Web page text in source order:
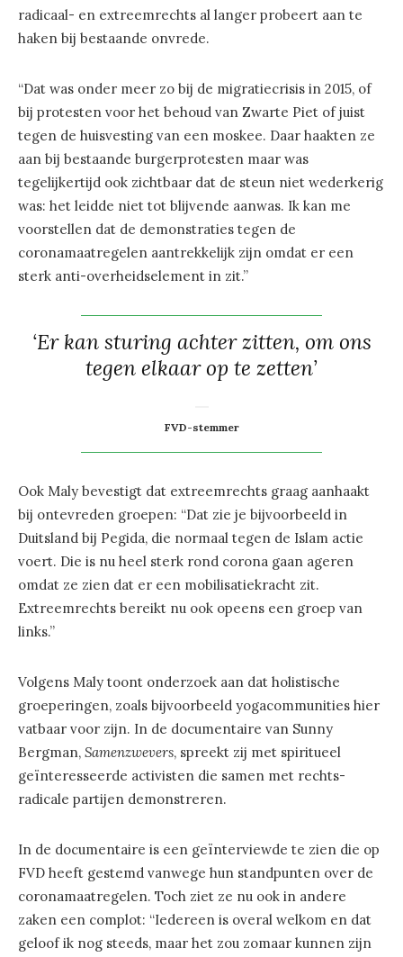
radicaal- en extreemrechts al langer probeert aan te
haken bij bestaande onvrede.
“Dat was onder meer zo bij de migratiecrisis in 2015, of
bij protesten voor het behoud van Zwarte Piet of juist
tegen de huisvesting van een moskee. Daar haakten ze
aan bij bestaande burgerprotesten maar was
tegelijkertijd ook zichtbaar dat de steun niet wederkerig
was: het leidde niet tot blijvende aanwas. Ik kan me
voorstellen dat de demonstraties tegen de
coronamaatregelen aantrekkelijk zijn omdat er een
sterk anti-overheidselement in zit.”
‘Er kan sturing achter zitten, om ons
tegen elkaar op te zetten’
FVD-stemmer
Ook Maly bevestigt dat extreemrechts graag aanhaakt
bij ontevreden groepen: “Dat zie je bijvoorbeeld in
Duitsland bij Pegida, die normaal tegen de Islam actie
voert. Die is nu heel sterk rond corona gaan ageren
omdat ze zien dat er een mobilisatiekracht zit.
Extreemrechts bereikt nu ook opeens een groep van
links.”
Volgens Maly toont onderzoek aan dat holistische
groeperingen, zoals bijvoorbeeld yogacommunities hier
vatbaar voor zijn. In de documentaire van Sunny
Bergman, Samenzwevers, spreekt zij met spiritueel
geïnteresseerde activisten die samen met rechts-
radicale partijen demonstreren.
In de documentaire is een geïnterviewde te zien die op
FVD heeft gestemd vanwege hun standpunten over de
coronamaatregelen. Toch ziet ze nu ook in andere
zaken een complot: “Iedereen is overal welkom en dat
geloof ik nog steeds, maar het zou zomaar kunnen zijn